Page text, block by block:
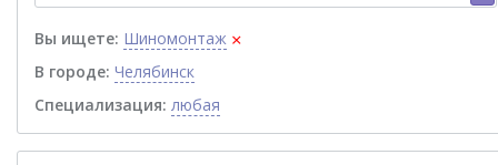
Вы ищете: Шиномонтаж ×
В городе: Челябинск
Специализация: любая